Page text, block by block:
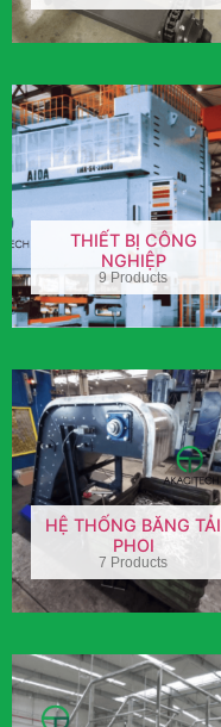
THIẾT BỊ CÔNG
NGHIỆP
9 Products
HỆ THỐNG BĂNG TẢI
PHOI
7 Products